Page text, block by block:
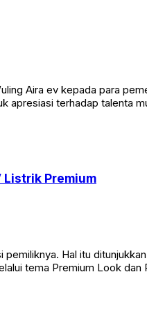
Aira ev kepada para
apresiasi terhadap talenta
Listrik Premium
Hal itu
tema Premium Look dan